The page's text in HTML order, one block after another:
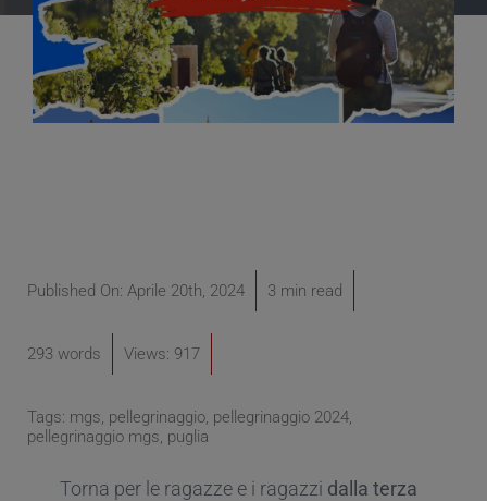
Published On: Aprile 20th, 2024 3 min read
293 words Views: 917
Tags: mgs, pellegrinaggio, pellegrinaggio 2024,
pellegrinaggio mgs, puglia
Torna per le ragazze e i ragazzi dalla terza